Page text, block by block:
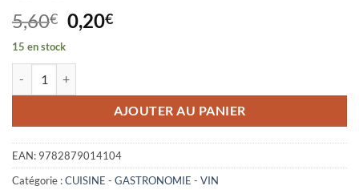
5,60€ Le
prix
initial
était :
5,60€.
0,20€Le
0,20€.
15 en stock
AJOUTER AU PANIER
EAN: 9782879014104
Catégorie :CUISINE - GASTRONOMIE - VIN